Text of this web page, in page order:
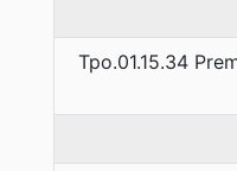
Tpo.01.15.34